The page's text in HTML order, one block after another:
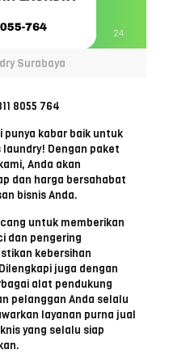
Surabaya
8055 764
punya kabar baik untuk
Dengan paket
Anda akan
dan harga bersahabat
bisnis Anda.
untuk memberikan
dan pengering
kebersihan
juga dengan
alat pendukung
pelanggan Anda selalu
layanan purna jual
yang selalu siap